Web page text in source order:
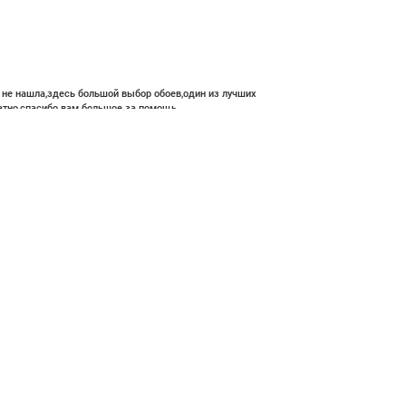
нашла,здесь большой выбор обоев,один из лучших
вам большое за помощь.